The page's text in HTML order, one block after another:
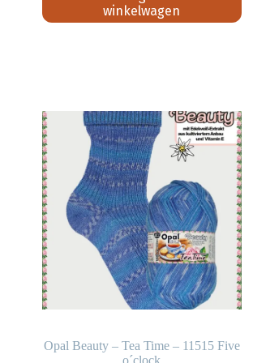
winkelwagen
Opal Beauty – Tea Time – 11515 Five
o´clock